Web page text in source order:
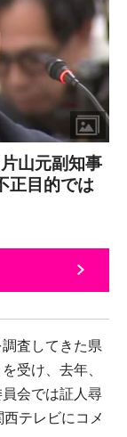
山元副知事
正目的では
査してきた県
受け、去年、
会では証人尋
テレビにコメ